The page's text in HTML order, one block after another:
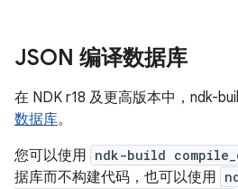
JSON 编译数据库
在 NDK r18 及更高版本中，ndk-
数据库。
您可以使用 ndk-build
据库而不构建代码，也可以使用